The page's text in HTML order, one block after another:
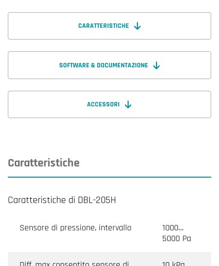
CARATTERISTICHE
SOFTWARE & DOCUMENTAZIONE
ACCESSORI
Caratteristiche
Caratteristiche di DBL-205H
Sensore di pressione, intervallo
1000…
5000 Pa